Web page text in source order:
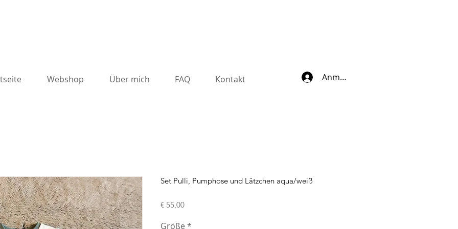
Webshop Über mich FAQ Kontakt Anmelden
Set Pulli, Pumphose und Lätzchen aqua/weiß
€ 55,00Preis
Größe *